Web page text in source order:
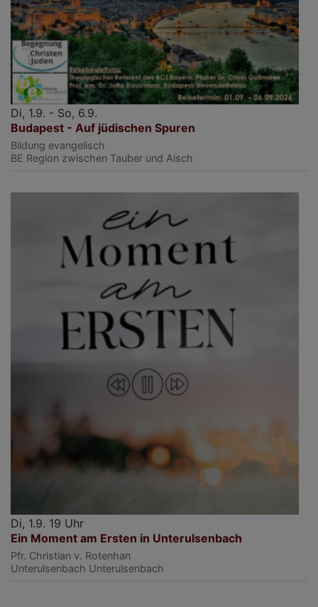
Di, 1.9. - So, 6.9.
Budapest - Auf jüdischen Spuren
Bildung evangelisch
BE Region zwischen Tauber und Aisch
Di, 1.9. 19 Uhr
Ein Moment am Ersten in Unterulsenbach
Pfr. Christian v. Rotenhan
Unterulsenbach Unterulsenbach